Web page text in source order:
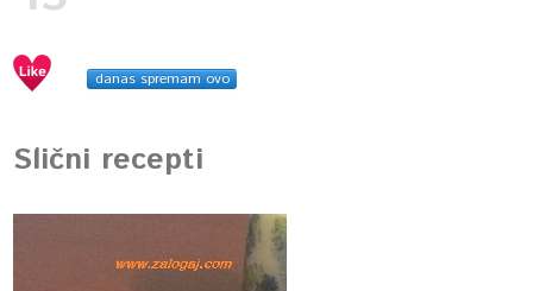
danas spremam ovo
Slični recepti